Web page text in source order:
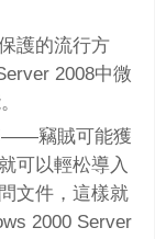
護的流行方
2008中微
竊賊可能獲
可以輕松導入
文件，這樣就
2000 Server